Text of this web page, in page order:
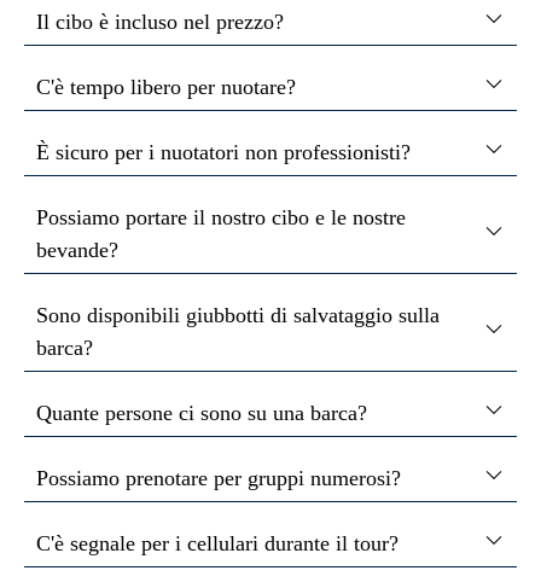
Il cibo è incluso nel prezzo?
C'è tempo libero per nuotare?
È sicuro per i nuotatori non professionisti?
Possiamo portare il nostro cibo e le nostre
bevande?
Sono disponibili giubbotti di salvataggio sulla
barca?
Quante persone ci sono su una barca?
Possiamo prenotare per gruppi numerosi?
C'è segnale per i cellulari durante il tour?